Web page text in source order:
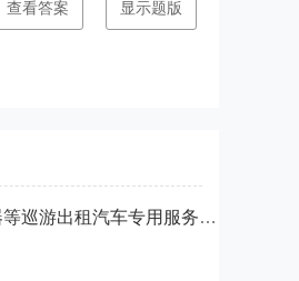
查看答案 显示题版
网约车辆不得安装顶灯、空车待租标志、计价器等巡游出租汽车专用服务设施设备。